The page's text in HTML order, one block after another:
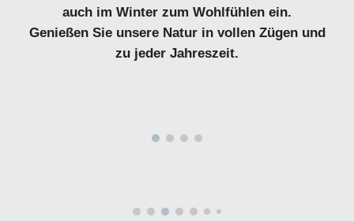
auch im Winter zum Wohlfühlen ein.
Genießen Sie unsere Natur in vollen Zügen und
zu jeder Jahreszeit.